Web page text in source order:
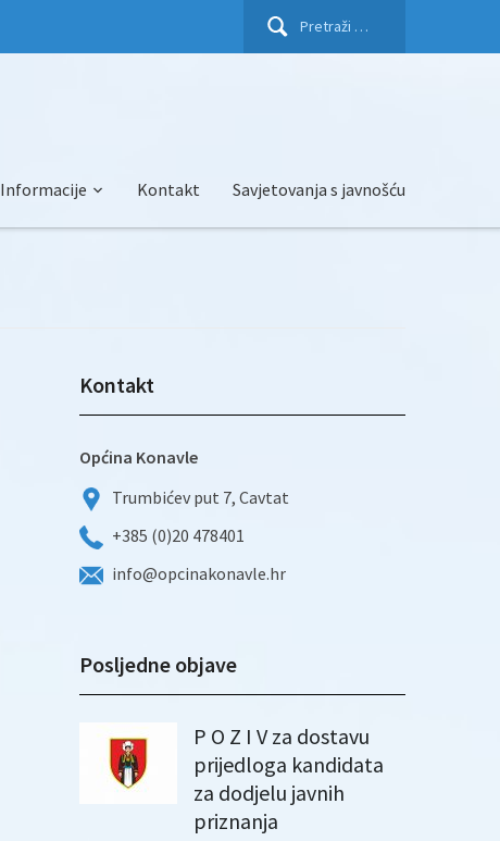
Pretraži:
Informacije Kontakt Savjetovanja s javnošću
Kontakt
Općina Konavle
Trumbićev put 7, Cavtat
+385 (0)20 478401
info@opcinakonavle.hr
Posljedne objave
P O Z I V za dostavu
prijedloga kandidata
za dodjelu javnih
priznanja